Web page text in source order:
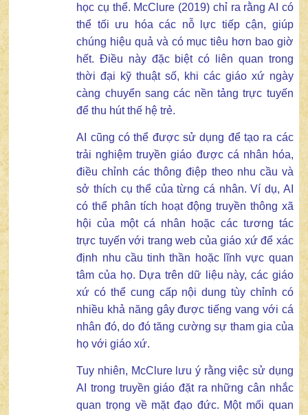
học cụ thể. McClure (2019) chỉ ra rằng AI có
thể tối ưu hóa các nỗ lực tiếp cận, giúp
chúng hiệu quả và có mục tiêu hơn bao giờ
hết. Điều này đặc biệt có liên quan trong
thời đại kỹ thuật số, khi các giáo xứ ngày
càng chuyển sang các nền tảng trực tuyến
để thu hút thế hệ trẻ.
AI cũng có thể được sử dụng để tạo ra các
trải nghiệm truyền giáo được cá nhân hóa,
điều chỉnh các thông điệp theo nhu cầu và
sở thích cụ thể của từng cá nhân. Ví dụ, AI
có thể phân tích hoạt động truyền thông xã
hội của một cá nhân hoặc các tương tác
trực tuyến với trang web của giáo xứ để xác
định nhu cầu tinh thần hoặc lĩnh vực quan
tâm của họ. Dựa trên dữ liệu này, các giáo
xứ có thể cung cấp nội dung tùy chỉnh có
nhiều khả năng gây được tiếng vang với cá
nhân đó, do đó tăng cường sự tham gia của
họ với giáo xứ.
Tuy nhiên, McClure lưu ý rằng việc sử dụng
AI trong truyền giáo đặt ra những cân nhắc
quan trọng về mặt đạo đức. Một mối quan